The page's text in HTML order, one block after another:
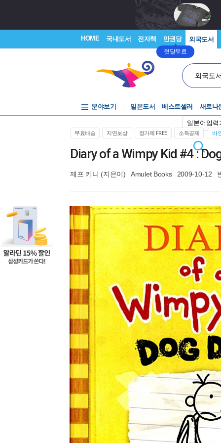
HOME 국내도서 전자책 만권당
첫달무료
외국도서
외국도
일본어입력
분야보기 일본도서 베스트셀러 새로나
무료배송 지연보상 정가제 FREE 소득공제 바
Diary of a Wimpy Kid #4 :
제프 키니 (지은이) Amulet Books 2009-10-12